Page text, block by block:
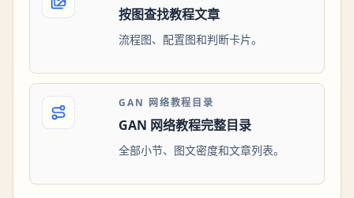
按图查找教程文章
流程图、配置图和判断卡片。
GAN 网络教程目录
GAN 网络教程完整目录
全部小节、图文密度和文章列表。